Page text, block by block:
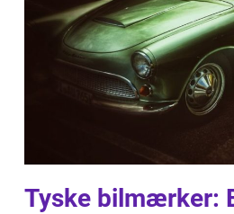
Tyske bilmærker: